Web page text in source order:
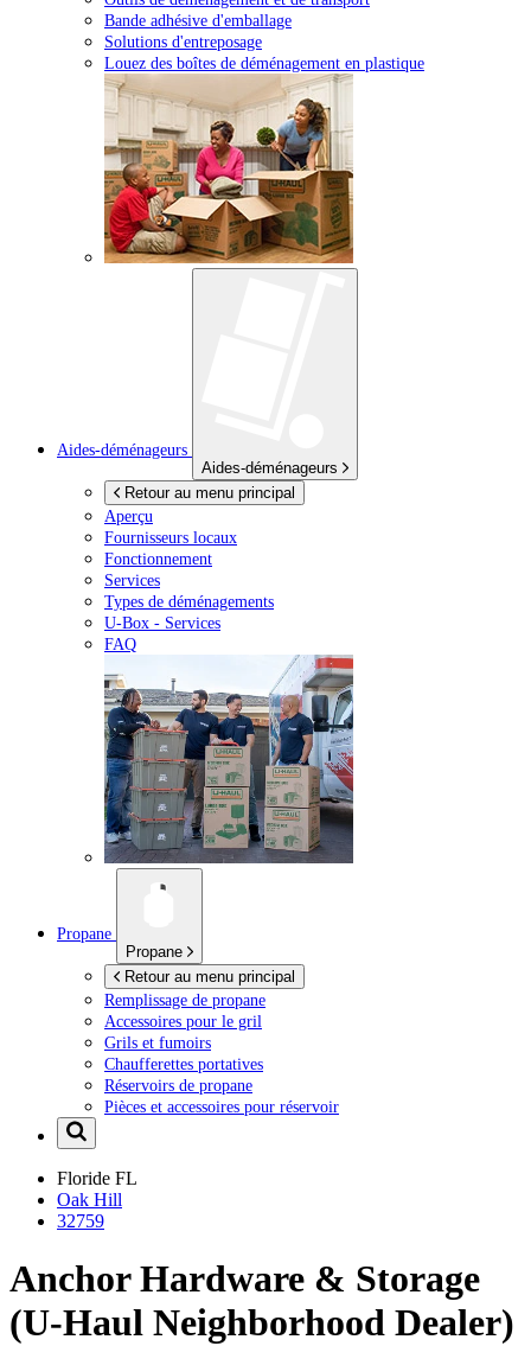
Bande adhésive d'emballage
Solutions d'entreposage
Louez des boîtes de déménagement en plastique
Aides-déménageurs
Aides-déménageurs
Retour au menu principal
Aperçu
Fournisseurs locaux
Fonctionnement
Services
Types de déménagements
U-Box - Services
FAQ
Propane
Propane
Retour au menu principal
Remplissage de propane
Accessoires pour le gril
Grils et fumoirs
Chaufferettes portatives
Réservoirs de propane
Pièces et accessoires pour réservoir
Floride FL
Oak Hill
32759
Anchor Hardware & Storage
(U-Haul Neighborhood Dealer)